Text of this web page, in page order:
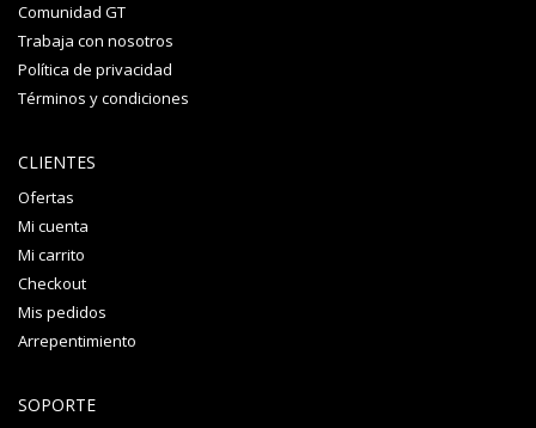
Comunidad GT
Trabaja con nosotros
Política de privacidad
Términos y condiciones
CLIENTES
Ofertas
Mi cuenta
Mi carrito
Checkout
Mis pedidos
Arrepentimiento
SOPORTE